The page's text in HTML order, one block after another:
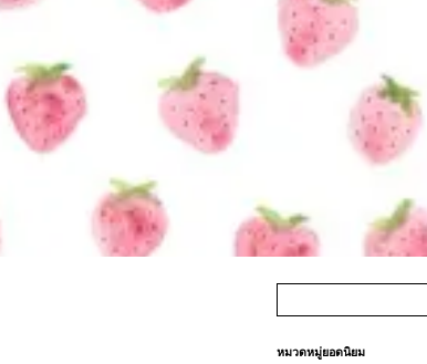
หมวดหมู่ยอดนิยม